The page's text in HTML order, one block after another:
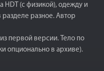
HDT (с физикой), одежду и
разделе разное. Автор
первой версии. Тело по
опционально в архиве).